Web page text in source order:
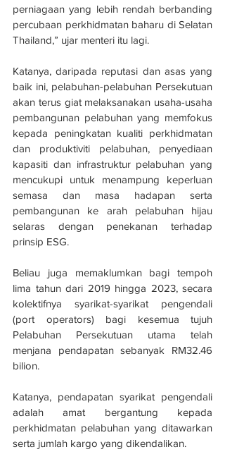
perniagaan yang lebih rendah berbanding
percubaan perkhidmatan baharu di Selatan
Thailand,” ujar menteri itu lagi.
Katanya, daripada reputasi dan asas yang
baik ini, pelabuhan-pelabuhan Persekutuan
akan terus giat melaksanakan usaha-usaha
pembangunan pelabuhan yang memfokus
kepada peningkatan kualiti perkhidmatan
dan produktiviti pelabuhan, penyediaan
kapasiti dan infrastruktur pelabuhan yang
mencukupi untuk menampung keperluan
semasa dan masa hadapan serta
pembangunan ke arah pelabuhan hijau
selaras dengan penekanan terhadap
prinsip ESG.
Beliau juga memaklumkan bagi tempoh
lima tahun dari 2019 hingga 2023, secara
kolektifnya syarikat-syarikat pengendali
(port operators) bagi kesemua tujuh
Pelabuhan Persekutuan utama telah
menjana pendapatan sebanyak RM32.46
bilion.
Katanya, pendapatan syarikat pengendali
adalah amat bergantung kepada
perkhidmatan pelabuhan yang ditawarkan
serta jumlah kargo yang dikendalikan.